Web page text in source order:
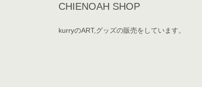
CHIENOAH SHOP
kurryのART,グッズの販売をしています。